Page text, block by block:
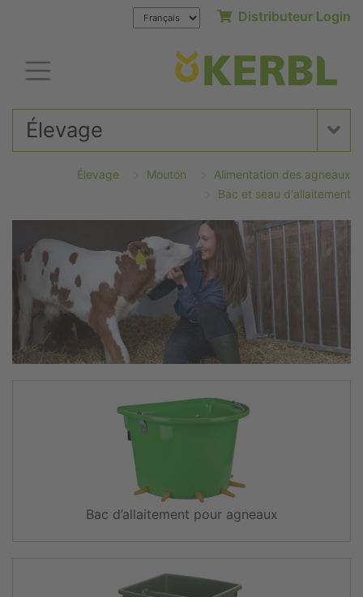
Distributeur Login
Élevage
Élevage Mouton
Alimentation des agneaux
Bac et seau d'allaitement
Bac d’allaitement pour agneaux